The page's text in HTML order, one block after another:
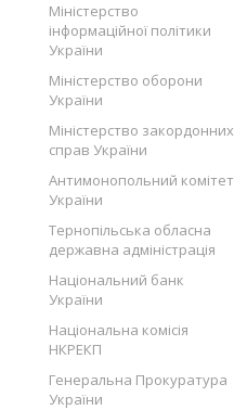
Міністерство
інформаційної політики
України
Міністерство оборони
України
Міністерство закордонних
справ України
Антимонопольний комітет
України
Тернопільська обласна
державна адміністрація
Національний банк
України
Національна комісія
НКРЕКП
Генеральна Прокуратура
України